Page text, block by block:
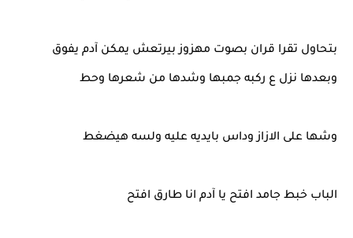
بتحاول تقرا قران بصوت مهزوز بيرتعش يمكن آدم يفوق
وبعدها نزل ع ركبه جمبها وشدها من شعرها وحط
وشها على الازاز وداس بايديه عليه ولسه هيضغط
الباب خبط جامد افتح يا آدم انا طارق افتح